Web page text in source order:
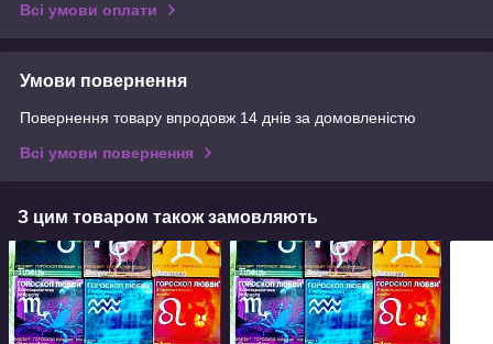
Всі умови оплати
Умови повернення
Повернення товару впродовж 14 днів за домовленістю
Всі умови повернення
З цим товаром також замовляють